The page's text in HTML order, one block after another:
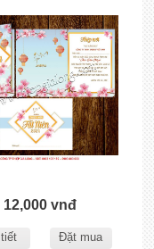
12,000 vnđ
Đặt mua